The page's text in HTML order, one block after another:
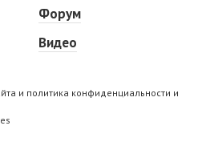
Форум
Видео
и политика конфиденциальности и